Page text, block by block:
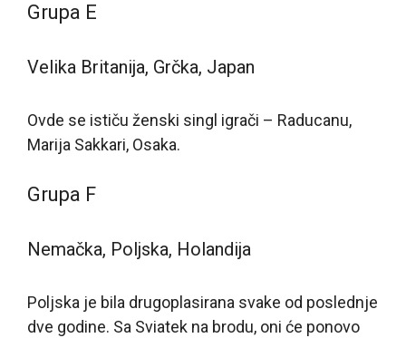
Grupa E
Velika Britanija, Grčka, Japan
Ovde se ističu ženski singl igrači – Raducanu,
Marija Sakkari, Osaka.
Grupa F
Nemačka, Poljska, Holandija
Poljska je bila drugoplasirana svake od poslednje
dve godine. Sa Sviatek na brodu, oni će ponovo